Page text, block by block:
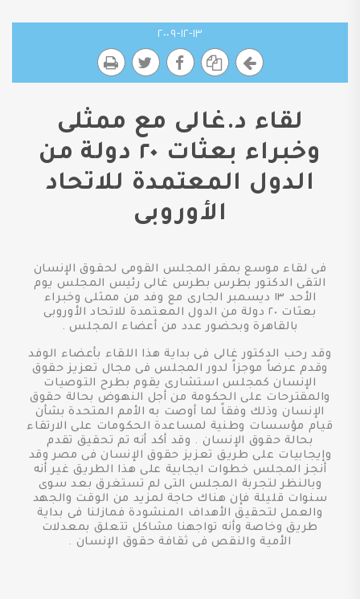
١٣-١٢-٢٠٠٩
لقاء د.غالى مع ممثلى
وخبراء بعثات ٢٠ دولة من
الدول المعتمدة للاتحاد
الأوروبى
فى لقاء موسع بمقر المجلس القومى لحقوق الإنسان
التقى الدكتور بطرس بطرس غالى رئيس المجلس يوم
الأحد ١٣ ديسمبر الجارى مع وفد من ممثلى وخبراء
بعثات ٢٠ دولة من الدول المعتمدة للاتحاد الأوروبى
بالقاهرة وبحضور عدد من أعضاء المجلس .
وقد رحب الدكتور غالى فى بداية هذا اللقاء بأعضاء الوفد
وقدم عرضاً موجزاً لدور المجلس فى مجال تعزيز حقوق
الإنسان كمجلس استشارى يقوم بطرح التوصيات
والمقترحات على الحكومة من أجل النهوض بحالة حقوق
الإنسان وذلك وفقاً لما أوصت به الأمم المتحدة بشأن
قيام مؤسسات وطنية لمساعدة الحكومات على الارتقاء
بحالة حقوق الإنسان . وقد أكد أنه تم تحقيق تقدم
وإيجابيات على طريق تعزيز حقوق الإنسان فى مصر وقد
أنجز المجلس خطوات ايجابية على هذا الطريق غير أنه
وبالنظر لتجربة المجلس التى لم تستغرق بعد سوى
سنوات قليلة فإن هناك حاجة لمزيد من الوقت والجهد
والعمل لتحقيق الأهداف المنشودة فمازلنا فى بداية
طريق وخاصة وأنه تواجهنا مشاكل تتعلق بمعدلات
الأمية والنقص فى ثقافة حقوق الإنسان .